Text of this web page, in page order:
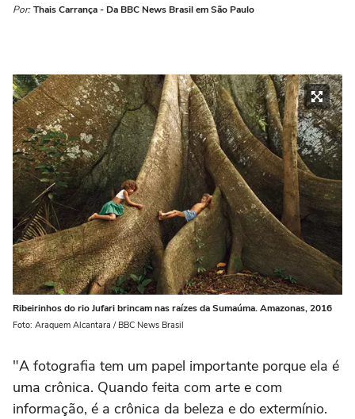
Por: Thais Carrança - Da BBC News Brasil em São Paulo
Ribeirinhos do rio Jufari brincam nas raízes da Sumaúma. Amazonas, 2016
Foto: Araquem Alcantara / BBC News Brasil
"A fotografia tem um papel importante porque ela é
uma crônica. Quando feita com arte e com
informação, é a crônica da beleza e do extermínio.